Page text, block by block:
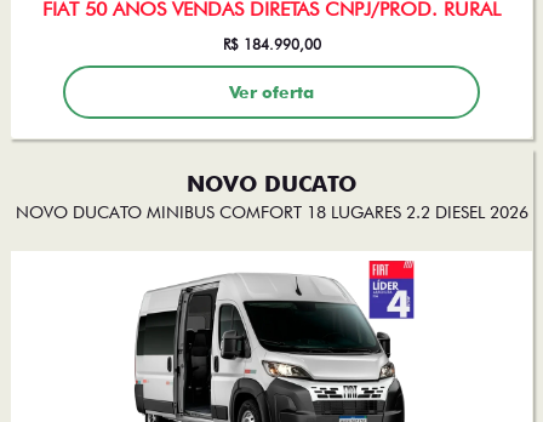
FIAT 50 ANOS VENDAS DIRETAS CNPJ/PROD. RURAL
R$ 184.990,00
Ver oferta
NOVO DUCATO
NOVO DUCATO MINIBUS COMFORT 18 LUGARES 2.2 DIESEL 2026